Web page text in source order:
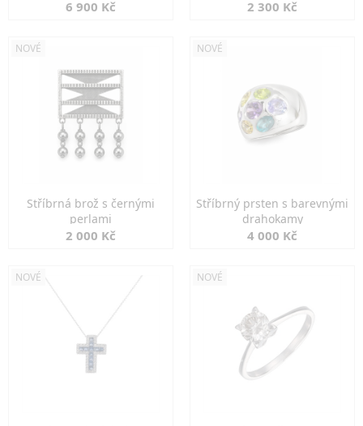
6 900 Kč 2 300 Kč
NOVÉ
Stříbrná brož s černými
perlami
2 000 Kč
NOVÉ
Stříbrný prsten s barevnými
drahokamy
4 000 Kč
NOVÉ NOVÉ